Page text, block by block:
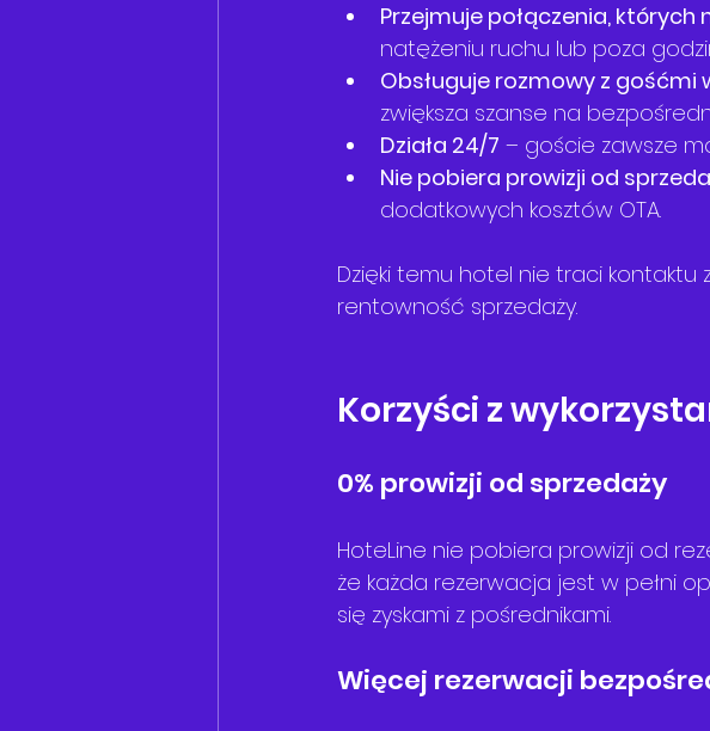
Przejmuje połączenia,
natężeniu ruchu lub poza
Obsługuje rozmowy z
zwiększa szanse na
Działa 24/7 – goście zawsze
Nie pobiera prowizji od
dodatkowych kosztów OTA.
Dzięki temu hotel nie traci kontaktu
rentowność sprzedaży.
Korzyści z
0% prowizji od sprzedaży
HoteLine nie pobiera prowizji od
że każda rezerwacja jest w pełni
się zyskami z pośrednikami.
Więcej rezerwacji